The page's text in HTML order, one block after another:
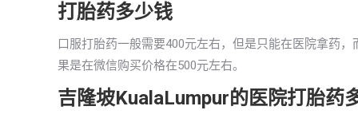
打胎药多少钱
口服打胎药一般需要400元左右，但是只能在医院拿药
果是在微信购买价格在500元左右。
吉隆坡KualaLumpur的医院打胎药